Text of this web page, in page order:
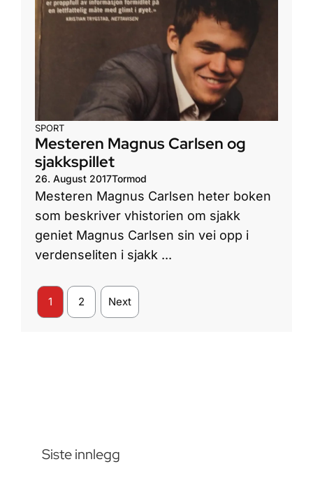
SPORT
Mesteren Magnus Carlsen og
sjakkspillet
26. August 2017Tormod
Mesteren Magnus Carlsen heter boken
som beskriver vhistorien om sjakk
geniet Magnus Carlsen sin vei opp i
verdenseliten i sjakk ...
1 2 Next
Siste innlegg